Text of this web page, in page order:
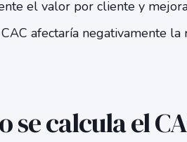
el valor por cliente y
afectaría negativamente la
se calcula el